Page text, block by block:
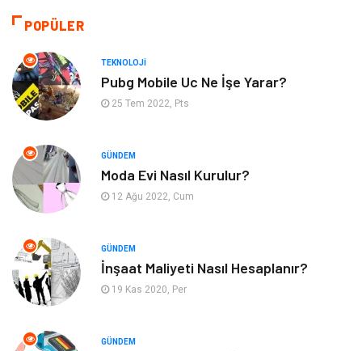
Tekstil
Bilgisayar ve Yazılım
Alışveriş
Maden ve Metal
Güzellik & Bakım Tatil
Aksesuar Eğitim Kurumları
Hizmet
Mobilya
POPÜLER
TEKNOLOJI
Pubg Mobile Uc Ne İşe Yarar?
25 Tem 2022, Pts
GÜNDEM
Moda Evi Nasıl Kurulur?
12 Ağu 2022, Cum
GÜNDEM
İnşaat Maliyeti Nasıl Hesaplanır?
19 Kas 2020, Per
GÜNDEM